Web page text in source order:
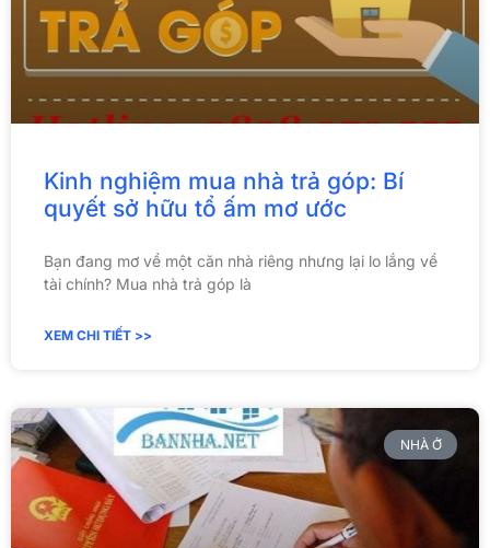
Kinh nghiệm mua nhà trả góp: Bí
quyết sở hữu tổ ấm mơ ước
Bạn đang mơ về một căn nhà riêng nhưng lại lo lắng về
tài chính? Mua nhà trả góp là
XEM CHI TIẾT >>
NHÀ Ở